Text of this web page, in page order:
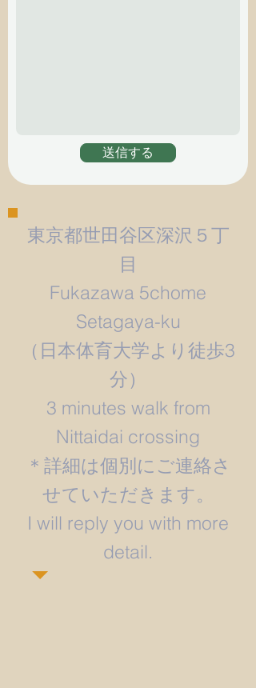
送信する
東京都世田谷区深沢５丁
目
Fukazawa 5chome
Setagaya-ku
​（日本体育大学より徒歩3
分）
3 minutes walk from
Nittaidai crossing
＊詳細は個別にご連絡さ
せていただきます。
​I will reply you with more
detail.